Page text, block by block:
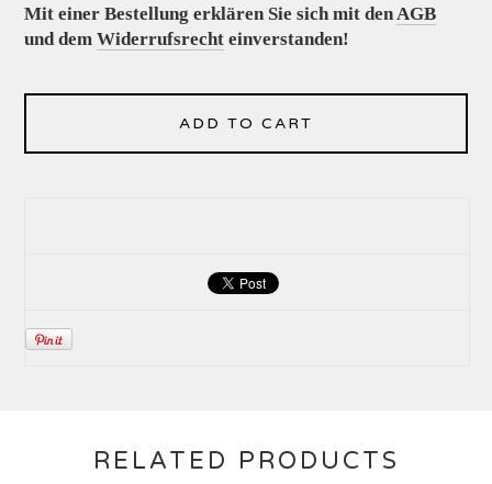
Mit einer Bestellung erklären Sie sich mit den AGB
und demWiderrufsrecht einverstanden!
ADD TO CART
RELATED PRODUCTS